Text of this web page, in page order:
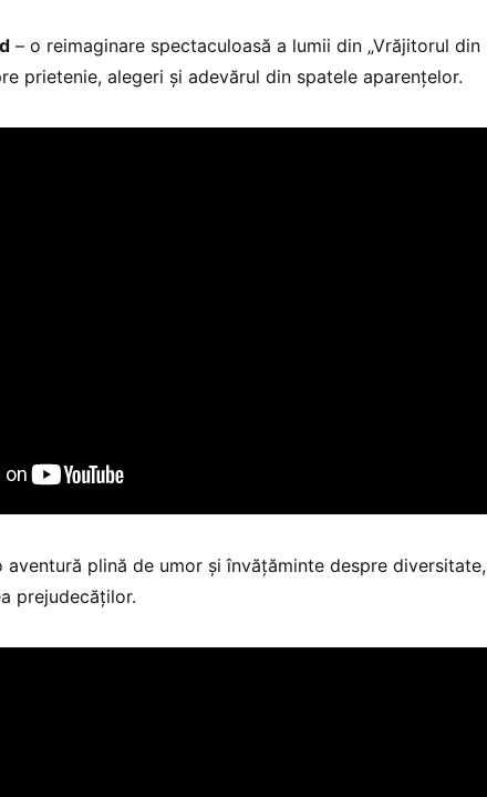
– o reimaginare spectaculoasă a lumii din „Vrăjitorul din
prietenie, alegeri și adevărul din spatele aparențelor.
aventură plină de umor și învățăminte despre diversitate,
prejudecăților.